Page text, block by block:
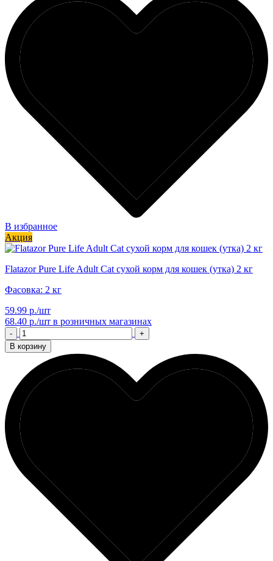
В избранное
Акция
Flatazor Pure Life Adult Cat сухой корм для кошек (утка) 2 кг
Фасовка: 2 кг
59.99 р./шт
68.40 р./шт в розничных магазинах
-
+
В корзину